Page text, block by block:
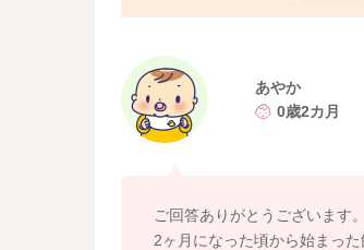
あやか
0歳2カ月
ご回答ありがとうございます。
2ヶ月になった頃から始まっ